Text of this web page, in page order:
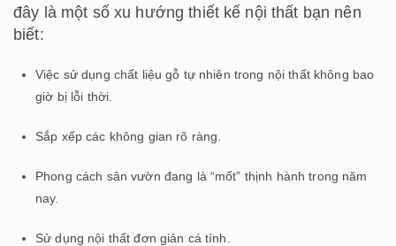
đây là một số xu hướng thiết kế nội thất bạn nên
biết:
Việc sử dụng chất liệu gỗ tự nhiên trong nội thất không bao
giờ bị lỗi thời.
Sắp xếp các không gian rõ ràng.
Phong cách sân vườn đang là “mốt” thịnh hành trong năm
nay.
Sử dụng nội thất đơn giản cá tính.